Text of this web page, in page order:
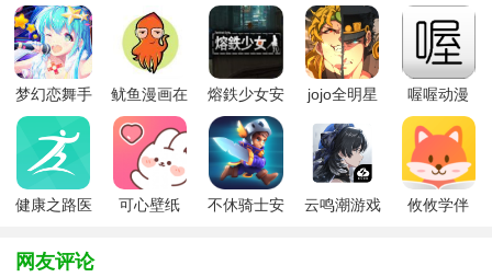
3. 高清MV：部分歌曲支持观看高清MV，视觉与听觉的双重
享受。
4. 音乐电台：多种主题电台，如爵士、古典、摇滚等，随时
切换心情。
5. 本地管理：轻松管理本地音乐文件，建立个人音乐库。
【听音app用法】
1. 下载安装：从官方渠道下载并安装听音App。
梦幻恋舞手
游
鱿鱼漫画在
线版
熔鉄少女安
卓版
jojo全明星
物
喔喔动漫
健康之路医
可心壁纸
不休骑士安
云鸣潮游戏 攸攸学伴
网友评论